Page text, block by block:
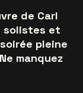
de Carl
solistes et
pleine
manquez